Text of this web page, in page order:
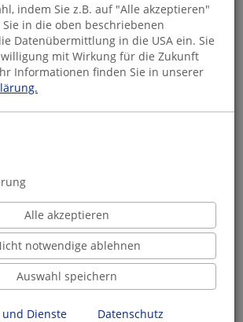
indem Sie z.B. auf "Alle akzeptieren"
in die oben beschriebenen
Datenübermittlung in die USA ein. Sie
mit Wirkung für die Zukunft
Informationen finden Sie in unserer
Alle akzeptieren
notwendige ablehnen
Auswahl speichern
und Dienste
Datenschutz
Einfach online bestellen:
Shop bestellen
liefern lassen
Tag abholen in der Petersstraße 17,
Buchhandel vor Ort
Ihren Besuch - online und in unserer
aus unserer